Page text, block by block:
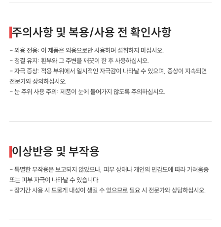
주의사항 및 복용/사용 전 확인사항
- 외용 전용: 이 제품은 외용으로만 사용하며 섭취하지 마십시오.
- 청결 유지: 환부와 그 주변을 깨끗이 한 후 사용하십시오.
- 자극 증상: 적용 부위에서 일시적인 자극감이 나타날 수 있으며, 증상이 지속되면
전문가와 상의하십시오.
- 눈 주위 사용 주의: 제품이 눈에 들어가지 않도록 주의하십시오.
이상반응 및 부작용
- 특별한 부작용은 보고되지 않았으나, 피부 상태나 개인의 민감도에 따라 가려움증
또는 피부 자극이 나타날 수 있습니다.
- 장기간 사용 시 드물게 내성이 생길 수 있으므로 필요 시 전문가와 상담하십시오.